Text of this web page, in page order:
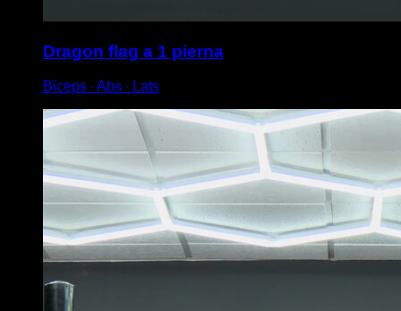
Dragon flag a 1 pierna
Biceps ∙ Abs ∙ Lats